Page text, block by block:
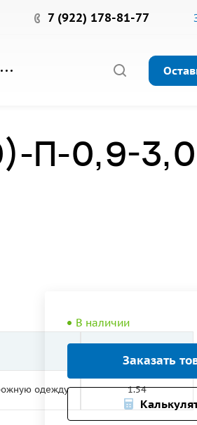
7 (922) 178-81-77
П-0,9-
В наличии
Заказать
одежду 1.54